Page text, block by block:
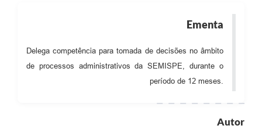
Ementa
Delega competência para tomada de decisões no âmbito
de processos administrativos da SEMISPE, durante o
período de 12 meses.
Autor